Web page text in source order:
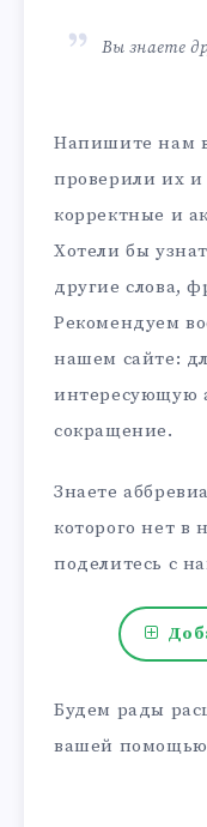
Вы знаете
Напишите нам
проверили их и
корректные и
Хотели бы
другие слова,
Рекомендуем
нашем сайте:
интересующую
сокращение.
Знаете
которого нет в
поделитесь с
Будем рады
вашей